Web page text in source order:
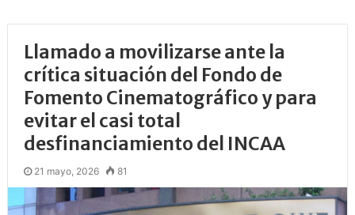
Llamado a movilizarse ante la
crítica situación del Fondo de
Fomento Cinematográfico y para
evitar el casi total
desfinanciamiento del INCAA
21 mayo, 2026 81